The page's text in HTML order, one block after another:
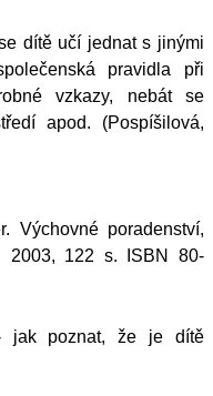
dítě učí jednat s jinými
pravidla při
vzkazy, nebát se
apod. (Pospíšilová,
Výchovné poradenství,
2003, 122 s. ISBN 80-
jak poznat, že je dítě